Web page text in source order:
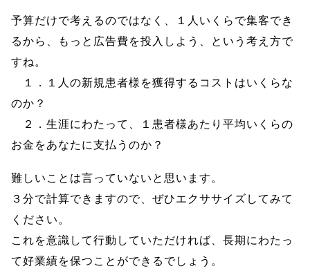
予算だけで考えるのではなく、１人いくらで集客でき
るから、もっと広告費を投入しよう、という考え方で
すね。
１．１人の新規患者様を獲得するコストはいくらな
のか？
２．生涯にわたって、１患者様あたり平均いくらの
お金をあなたに支払うのか？
難しいことは言っていないと思います。
３分で計算できますので、ぜひエクササイズしてみて
ください。
これを意識して行動していただければ、長期にわたっ
て好業績を保つことができるでしょう。